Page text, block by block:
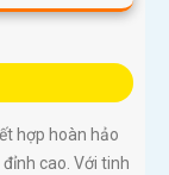
hợp hoàn hảo
cao. Với tinh